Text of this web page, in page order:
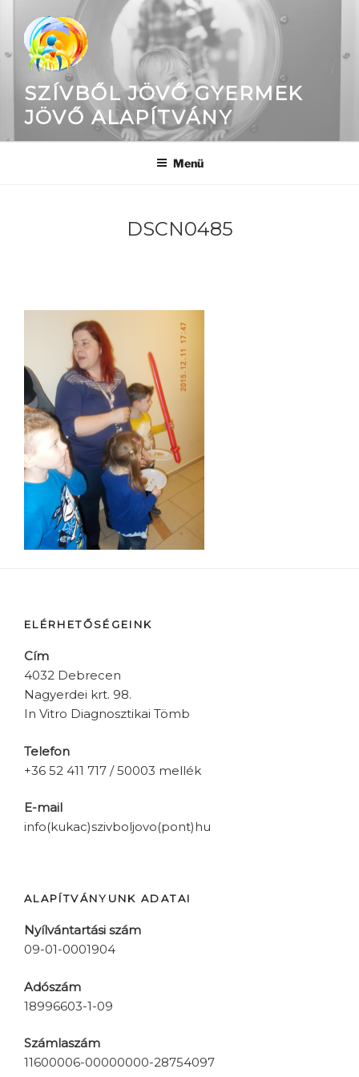
SZÍVBŐL JÖVŐ GYERMEK
JÖVŐ ALAPÍTVÁNY
Menü
DSCN0485
ELÉRHETŐSÉGEINK
Cím
4032 Debrecen
Nagyerdei krt. 98.
In Vitro Diagnosztikai Tömb
Telefon
+36 52 411 717 / 50003 mellék
E-mail
info(kukac)szivboljovo(pont)hu
ALAPÍTVÁNYUNK ADATAI
Nyílvántartási szám
09-01-0001904
Adószám
18996603-1-09
Számlaszám
11600006-00000000-28754097